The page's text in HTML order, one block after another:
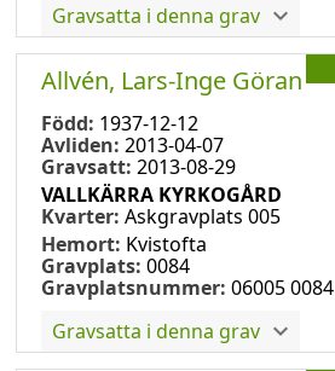
Gravsatta i denna grav
Allvén, Lars-Inge Göran
Född: 1937-12-12
Avliden: 2013-04-07
Gravsatt: 2013-08-29
VALLKÄRRA KYRKOGÅRD
Kvarter: Askgravplats 005
Hemort: Kvistofta
Gravplats: 0084
Gravplatsnummer: 06005 0084
Gravsatta i denna grav